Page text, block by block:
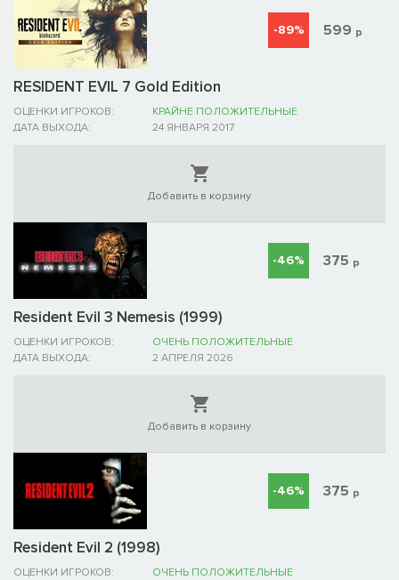
RESIDENT EVIL 7 Gold Edition
ОЦЕНКИ ИГРОКОВ:
КРАЙНЕ ПОЛОЖИТЕЛЬНЫЕ
ДАТА ВЫХОДА:
24 ЯНВАРЯ 2017
-89% 599 р
Добавить в корзину
Resident Evil 3 Nemesis (1999)
ОЦЕНКИ ИГРОКОВ:
ОЧЕНЬ ПОЛОЖИТЕЛЬНЫЕ
ДАТА ВЫХОДА:
2 АПРЕЛЯ 2026
-46% 375 р
Добавить в корзину
Resident Evil 2 (1998)
ОЦЕНКИ ИГРОКОВ:
ОЧЕНЬ ПОЛОЖИТЕЛЬНЫЕ
-46% 375 р